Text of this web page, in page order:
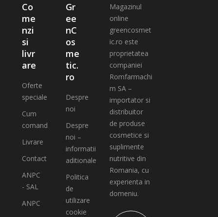
Co
me
nzi
si
livr
are
Oferte
speciale
Cum
comand
Livrare
Contact
ANPC
- SAL
ANPC
Gr
ee
nC
os
me
tic.
ro
Despre
noi
Despre
noi –
informatii
aditionale
Politica
de
utilizare
cookie
Magazinul
online
greencosmet
ic.ro este
proprietatea
companiei
Romfarmachi
m SA –
importator si
distribuitor
de produse
cosmetice si
suplimente
nutritive din
Romania, cu
experienta in
domeniu.